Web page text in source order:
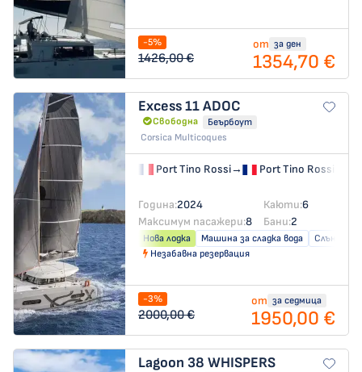
-5%
1426,00 €
от за ден
1354,70 €
Excess 11ADOC
Свободна
Беърбоут
Corsica Multicoques
Port Tino Rossi→ Port Tino Rossi
Година:2024 Каюти:6
Максимум пасажери:8 Бани:2
Нова лодка Машина за сладка вода
Слънчеви
Незабавна резервация
-3%
2000,00 €
от за седмица
1950,00 €
Lagoon 38 WHISPERS